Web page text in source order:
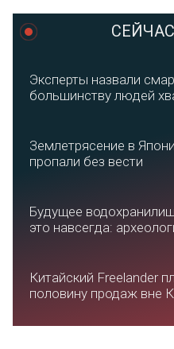
Эксперты назвали
большинству людей
Землетрясение в
пропали без вести
Будущее
это навсегда:
Китайский Freelander
половину продаж вне